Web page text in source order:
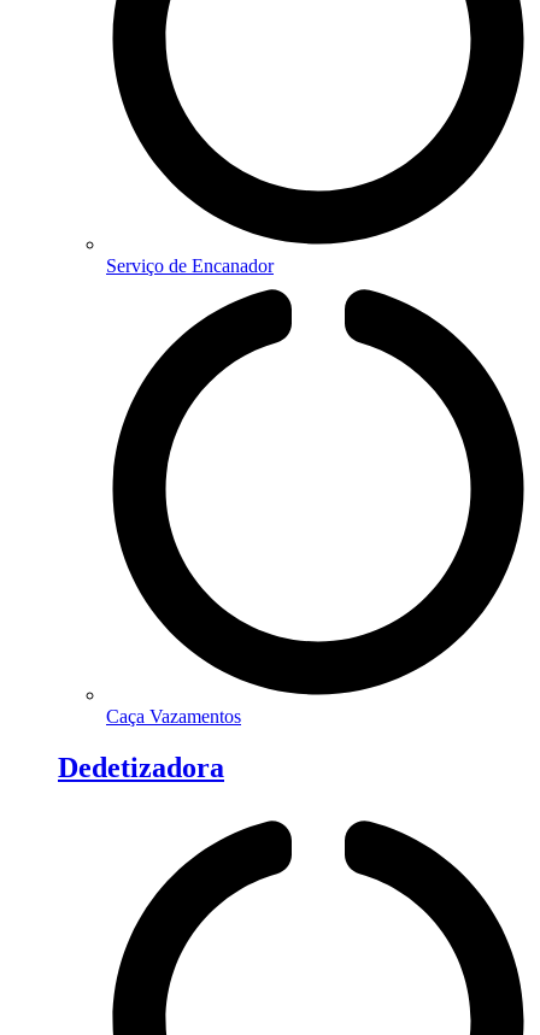
Serviço de Encanador
Caça Vazamentos
Dedetizadora